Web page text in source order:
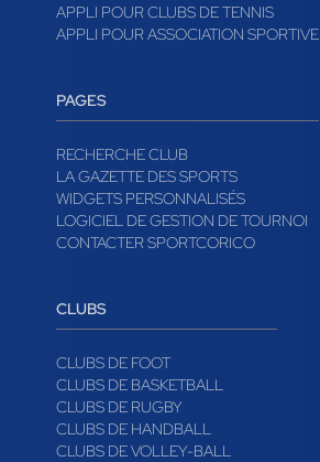
APPLI POUR CLUBS DE TENNIS
APPLI POUR ASSOCIATION SPORTIVE
PAGES
RECHERCHE CLUB
LA GAZETTE DES SPORTS
WIDGETS PERSONNALISÉS
LOGICIEL DE GESTION DE TOURNOI
CONTACTER SPORTCORICO
CLUBS
CLUBS DE FOOT
CLUBS DE BASKETBALL
CLUBS DE RUGBY
CLUBS DE HANDBALL
CLUBS DE VOLLEY-BALL